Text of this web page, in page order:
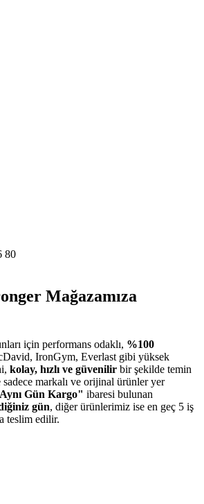
80
Mağazamıza
için performans odaklı, %100
IronGym, Everlast gibi yüksek
kolay, hızlı ve güvenilir bir şekilde temin
markalı ve orijinal ürünler yer
Gün Kargo" ibaresi bulunan
gün, diğer ürünlerimiz ise en geç 5 iş
teslim edilir.